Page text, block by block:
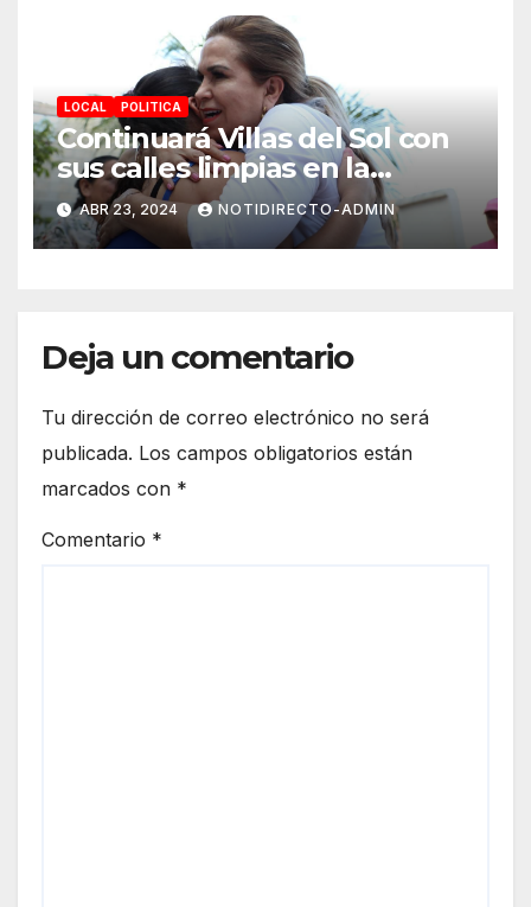
alumnos
LOCAL POLITICA
Continuará Villas del Sol con
sus calles limpias en la
renovación: Lili Campos
ABR 23, 2024 NOTIDIRECTO-ADMIN
Deja un comentario
Tu dirección de correo electrónico no será
publicada. Los campos obligatorios están
marcados con *
Comentario *